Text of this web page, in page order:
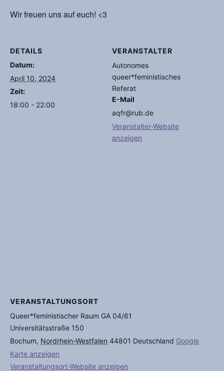
Wir freuen uns auf euch! <3
DETAILS
Datum:
April 10, 2024
Zeit:
18:00 - 22:00
VERANSTALTER
Autonomes
queer*feministisches
Referat
E-Mail
aqfr@rub.de
Veranstalter-Website
anzeigen
VERANSTALTUNGSORT
Queer*feministischer Raum GA 04/61
Universitätsstraße 150
Bochum, Nordrhein-Westfalen 44801 Deutschland Google
Karte anzeigen
Veranstaltungsort-Website anzeigen